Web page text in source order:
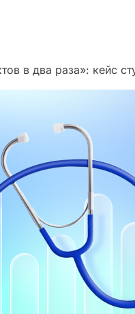
в два раза»‎: кейс